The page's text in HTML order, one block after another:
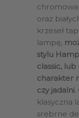
oraz
krzeseł
lampę,
stylu
classic,
charakter
czy jadalni.
klasyczna
srebrne